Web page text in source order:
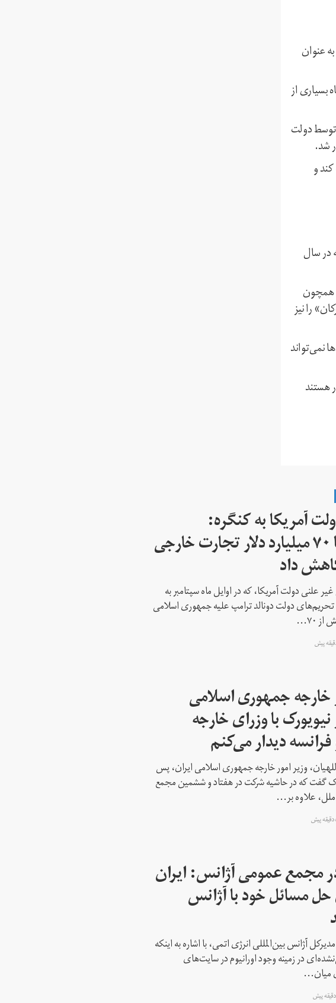
عنوان
بسیاری از
توسط دولت
شد.
و
که در سال
همچون
را نیز
نمی‌تواند
هستند
آمریکا به کنگره:
تحریم‌ها ۷۰ میلیارد دلار تجارت خارجی
داد
علنی دولت آمریکا، که در اوایل ماه سپتامبر به
تحریم‌های دولت دونالد ترامپ علیه جمهوری اسلامی
خارجه جمهوری اسلامی
با وزرای خارجه
فرانسه دیدار می‌کنم
وزیر امور خارجه جمهوری اسلامی ایران، پس
گفت که در حاشیه شرکت در هفتاد و ششمین مجمع
علاوه بر...
مجمع عمومی آژانس: ایران
حل مسائل خود با آژانس
آژانس بین‌المللی انرژی اتمی، با اشاره به اینکه
در زمینه وجود اورانیوم در سایت‌های
میان...